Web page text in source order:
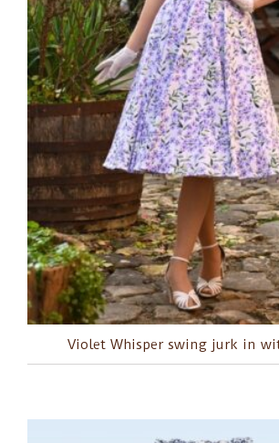
Violet Whisper swing jurk in